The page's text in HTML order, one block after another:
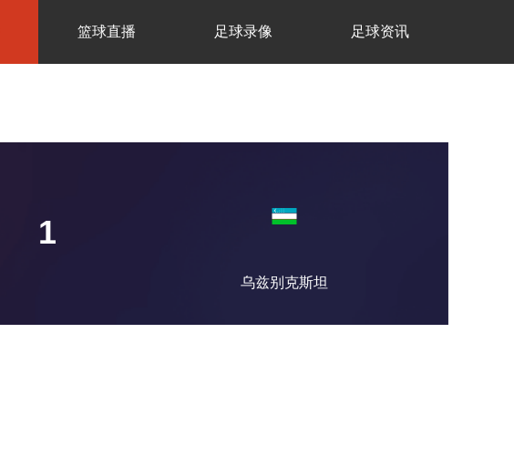
篮球直播 足球录像 足球资讯
1
乌兹别克斯坦